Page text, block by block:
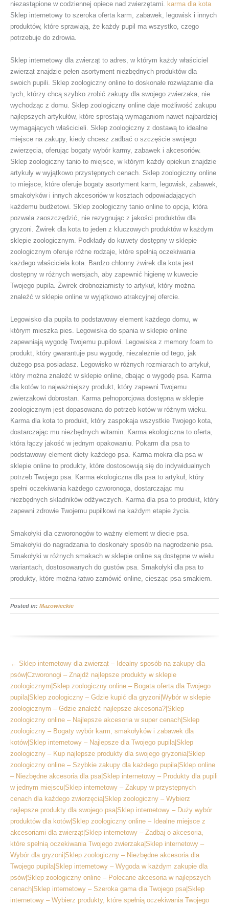
niezastąpione w codziennej opiece nad zwierzętami. karma dla kota
Sklep internetowy to szeroka oferta karm, zabawek, legowisk i innych
produktów, które sprawiają, że każdy pupil ma wszystko, czego
potrzebuje do zdrowia.
Sklep internetowy dla zwierząt to adres, w którym każdy właściciel
zwierząt znajdzie pełen asortyment niezbędnych produktów dla
swoich pupili. Sklep zoologiczny online to doskonałe rozwiązanie dla
tych, którzy chcą szybko zrobić zakupy dla swojego zwierzaka, nie
wychodząc z domu. Sklep zoologiczny online daje możliwość zakupu
najlepszych artykułów, które sprostają wymaganiom nawet najbardziej
wymagających właścicieli. Sklep zoologiczny z dostawą to idealne
miejsce na zakupy, kiedy chcesz zadbać o szczęście swojego
zwierzęcia, oferując bogaty wybór karmy, zabawek i akcesoriów.
Sklep zoologiczny tanio to miejsce, w którym każdy opiekun znajdzie
artykuły w wyjątkowo przystępnych cenach. Sklep zoologiczny online
to miejsce, które oferuje bogaty asortyment karm, legowisk, zabawek,
smakołyków i innych akcesoriów w kosztach odpowiadających
każdemu budżetowi. Sklep zoologiczny tanio online to opcja, która
pozwala zaoszczędzić, nie rezygnując z jakości produktów dla
gryzoni. Żwirek dla kota to jeden z kluczowych produktów w każdym
sklepie zoologicznym. Podkłady do kuwety dostępny w sklepie
zoologicznym oferuje różne rodzaje, które spełnią oczekiwania
każdego właściciela kota. Bardzo chłonny żwirek dla kota jest
dostępny w różnych wersjach, aby zapewnić higienę w kuwecie
Twojego pupila. Żwirek drobnoziarnisty to artykuł, który można
znaleźć w sklepie online w wyjątkowo atrakcyjnej ofercie.
Legowisko dla pupila to podstawowy element każdego domu, w
którym mieszka pies. Legowiska do spania w sklepie online
zapewniają wygodę Twojemu pupilowi. Legowiska z memory foam to
produkt, który gwarantuje psu wygodę, niezależnie od tego, jak
dużego psa posiadasz. Legowisko w różnych rozmiarach to artykuł,
który można znaleźć w sklepie online, dbając o wygodę psa. Karma
dla kotów to najważniejszy produkt, który zapewni Twojemu
zwierzakowi dobrostan. Karma pełnoporcjowa dostępna w sklepie
zoologicznym jest dopasowana do potrzeb kotów w różnym wieku.
Karma dla kota to produkt, który zaspokaja wszystkie Twojego kota,
dostarczając mu niezbędnych witamin. Karma ekologiczna to oferta,
która łączy jakość w jednym opakowaniu. Pokarm dla psa to
podstawowy element diety każdego psa. Karma mokra dla psa w
sklepie online to produkty, które dostosowują się do indywidualnych
potrzeb Twojego psa. Karma ekologiczna dla psa to artykuł, który
spełni oczekiwania każdego czworonoga, dostarczając mu
niezbędnych składników odżywczych. Karma dla psa to produkt, który
zapewni zdrowie Twojemu pupilkowi na każdym etapie życia.
Smakołyki dla czworonogów to ważny element w diecie psa.
Smakołyki do nagradzania to doskonały sposób na nagrodzenie psa.
Smakołyki w różnych smakach w sklepie online są dostępne w wielu
wariantach, dostosowanych do gustów psa. Smakołyki dla psa to
produkty, które można łatwo zamówić online, ciesząc psa smakiem.
Posted in: Mazowieckie
More
Articles
← Sklep internetowy dla zwierząt – Idealny sposób na zakupy dla
psów|Czworonogi – Znajdź najlepsze produkty w sklepie
zoologicznym|Sklep zoologiczny online – Bogata oferta dla Twojego
pupila|Sklep zoologiczny – Gdzie kupić dla gryzoni|Wybór w sklepie
zoologicznym – Gdzie znaleźć najlepsze akcesoria?|Sklep
zoologiczny online – Najlepsze akcesoria w super cenach|Sklep
zoologiczny – Bogaty wybór karm, smakołyków i zabawek dla
kotów|Sklep internetowy – Najlepsze dla Twojego pupila|Sklep
zoologiczny – Kup najlepsze produkty dla swojego gryzonia|Sklep
zoologiczny online – Szybkie zakupy dla każdego pupila|Sklep online
– Niezbędne akcesoria dla psa|Sklep internetowy – Produkty dla pupili
w jednym miejscu|Sklep internetowy – Zakupy w przystępnych
cenach dla każdego zwierzęcia|Sklep zoologiczny – Wybierz
najlepsze produkty dla swojego psa|Sklep internetowy – Duży wybór
produktów dla kotów|Sklep zoologiczny online – Idealne miejsce z
akcesoriami dla zwierząt|Sklep internetowy – Zadbaj o akcesoria,
które spełnią oczekiwania Twojego zwierzaka|Sklep internetowy –
Wybór dla gryzoni|Sklep zoologiczny – Niezbędne akcesoria dla
Twojego pupila|Sklep internetowy – Wygoda w każdym zakupie dla
psów|Sklep zoologiczny online – Polecane akcesoria w najlepszych
cenach|Sklep internetowy – Szeroka gama dla Twojego psa|Sklep
internetowy – Wybierz produkty, które spełnią oczekiwania Twojego